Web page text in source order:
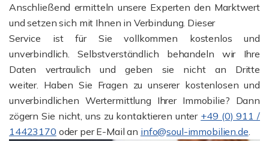
Anschließend ermitteln unsere Experten den Marktwert
und setzen sich mit Ihnen in Verbindung. Dieser
Service ist für Sie vollkommen kostenlos und
unverbindlich. Selbstverständlich behandeln wir Ihre
Daten vertraulich und geben sie nicht an Dritte
weiter. Haben Sie Fragen zu unserer kostenlosen und
unverbindlichen Wertermittlung Ihrer Immobilie? Dann
zögern Sie nicht, uns zu kontaktieren unter +49 (0) 911 /
14423170 oder per E-Mail an info@soul-immobilien.de